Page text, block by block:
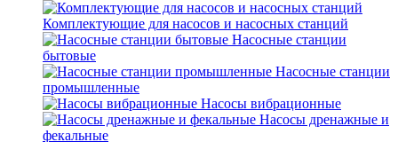
Комплектующие для насосов и насосных станций
Насосные станции
бытовые
Насосные станции
промышленные
Насосы вибрационные
Насосы дренажные и
фекальные